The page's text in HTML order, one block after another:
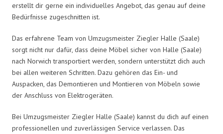
erstellt dir gerne ein individuelles Angebot, das genau auf deine
Bedürfnisse zugeschnitten ist.
Das erfahrene Team von Umzugsmeister Ziegler Halle (Saale)
sorgt nicht nur dafür, dass deine Möbel sicher von Halle (Saale)
nach Norwich transportiert werden, sondern unterstützt dich auch
bei allen weiteren Schritten. Dazu gehören das Ein- und
Auspacken, das Demontieren und Montieren von Möbeln sowie
der Anschluss von Elektrogeräten.
Bei Umzugsmeister Ziegler Halle (Saale) kannst du dich auf einen
professionellen und zuverlässigen Service verlassen. Das